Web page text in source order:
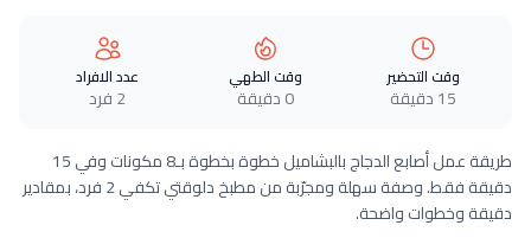
وقت التحضير
15 دقيقة
وقت الطهي
0 دقيقة
عدد الافراد
2 فرد
طريقة عمل أصابع الدجاج بالبشاميل خطوة بخطوة بـ8 مكونات وفي 15
دقيقة فقط. وصفة سهلة ومجرّبة من مطبخ دلوقتي تكفي 2 فرد، بمقادير
دقيقة وخطوات واضحة.